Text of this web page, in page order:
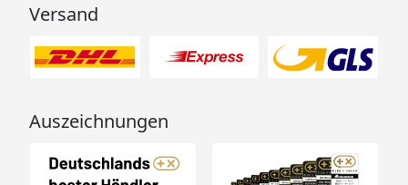
Versand
Auszeichnungen